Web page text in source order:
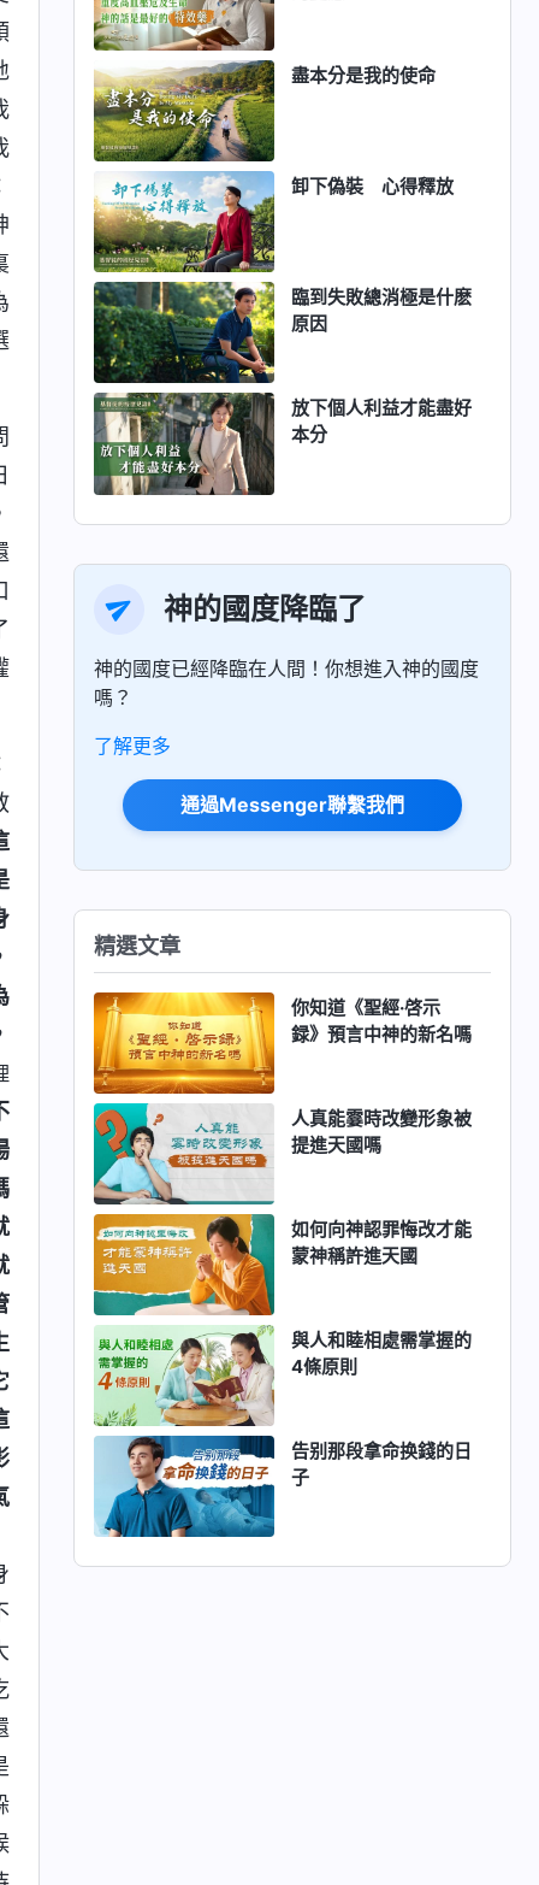
盡本分是我的使命
卸下偽裝 心得釋放
臨到失敗總消極是什麽
原因
放下個人利益才能盡好
本分
神的國度降臨了
神的國度已經降臨在人間！你想進入神的國度
嗎？
了解更多
通過Messenger聯繫我們
精選文章
你知道《聖經·啓示
録》預言中神的新名嗎
人真能霎時改變形象被
提進天國嗎
如何向神認罪悔改才能
蒙神稱許進天國
與人和睦相處需掌握的
4條原則
告别那段拿命换錢的日
子